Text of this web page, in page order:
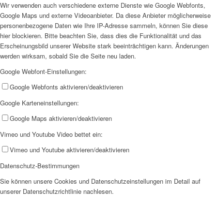
Wir als Arbeitgeberin
Ehrenamt
Wir verwenden auch verschiedene externe Dienste wie Google Webfonts,
Google Maps und externe Videoanbieter. Da diese Anbieter möglicherweise
personenbezogene Daten wie Ihre IP-Adresse sammeln, können Sie diese
hier blockieren. Bitte beachten Sie, dass dies die Funktionalität und das
Erscheinungsbild unserer Website stark beeinträchtigen kann. Änderungen
werden wirksam, sobald Sie die Seite neu laden.
Google Webfont-Einstellungen:
Google Webfonts aktivieren/deaktivieren
Google Karteneinstellungen:
Google Maps aktivieren/deaktivieren
Vimeo und Youtube Video bettet ein:
Vimeo und Youtube aktivieren/deaktivieren
Datenschutz-Bestimmungen
Sie können unsere Cookies und Datenschutzeinstellungen im Detail auf
unserer Datenschutzrichtlinie nachlesen.